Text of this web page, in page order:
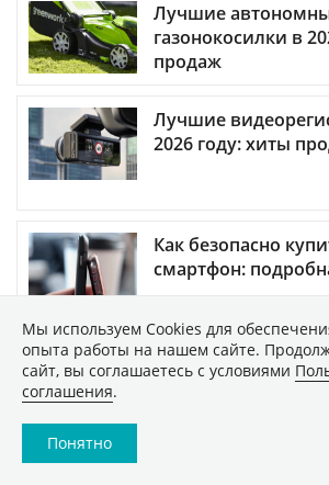
Лучшие
газонокосилки в
продаж
Лучшие
2026 году: хиты
Как безопасно
смартфон:
ПОКАЗАТЬ ЕЩЕ
Мы используем Сookies для
опыта работы на нашем сайте.
сайт, вы соглашаетесь с условиями
соглашения.
Понятно